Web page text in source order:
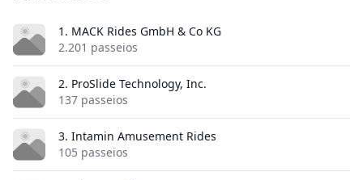
1. MACK Rides GmbH & Co KG
2.201 passeios
2. ProSlide Technology, Inc.
137 passeios
3. Intamin Amusement Rides
105 passeios